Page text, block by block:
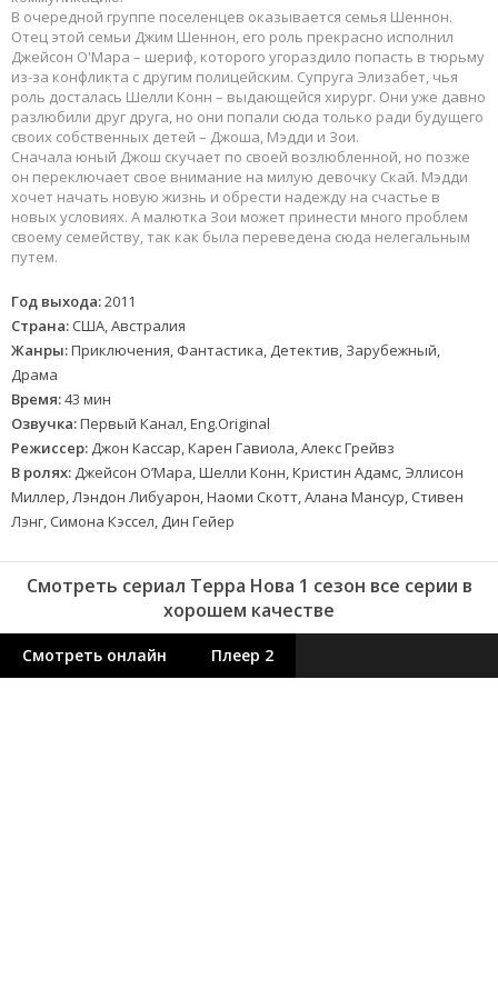
В очередной группе поселенцев оказывается семья Шеннон.
Отец этой семьи Джим Шеннон, его роль прекрасно исполнил
Джейсон О'Мара – шериф, которого угораздило попасть в тюрьму
из-за конфликта с другим полицейским. Супруга Элизабет, чья
роль досталась Шелли Конн – выдающейся хирург. Они уже давно
разлюбили друг друга, но они попали сюда только ради будущего
своих собственных детей – Джоша, Мэдди и Зои.
Сначала юный Джош скучает по своей возлюбленной, но позже
он переключает свое внимание на милую девочку Скай. Мэдди
хочет начать новую жизнь и обрести надежду на счастье в
новых условиях. А малютка Зои может принести много проблем
своему семейству, так как была переведена сюда нелегальным
путем.
Год выхода:2011
Страна: США, Австралия
Жанры:Приключения, Фантастика, Детектив, Зарубежный,
Драма
Время:43 мин
Озвучка:Первый Канал, Eng.Original
Режиссер: Джон Кассар, Карен Гавиола, Алекс Грейвз
В ролях: Джейсон О’Мара, Шелли Конн, Кристин Адамс, Эллисон
Миллер, Лэндон Либуарон, Наоми Скотт, Алана Мансур, Стивен
Лэнг, Симона Кэссел, Дин Гейер
Смотреть сериал Терра Нова 1 сезон все серии в
хорошем качестве
Смотреть онлайн Плеер 2